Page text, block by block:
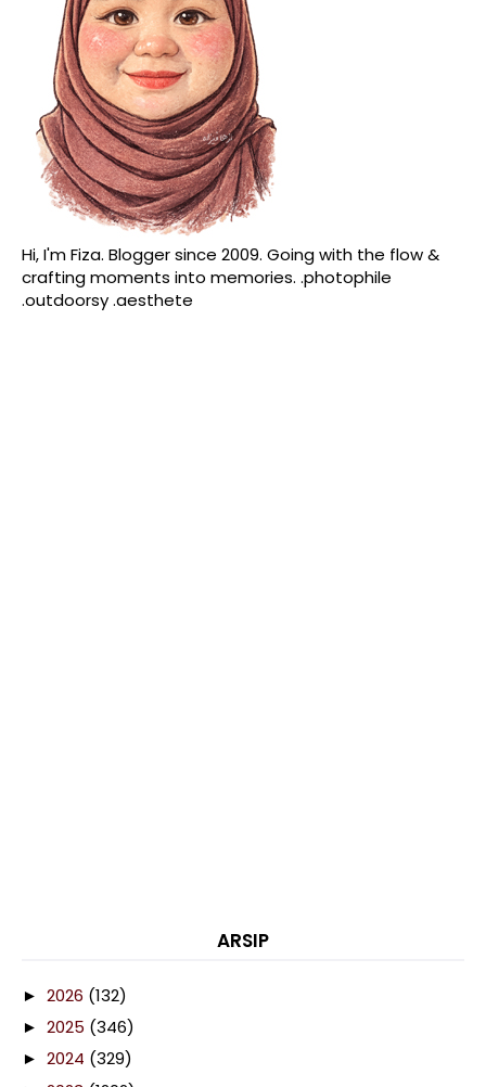
Hi, I'm Fiza. Blogger since 2009. Going with the flow &
crafting moments into memories. .photophile
.outdoorsy .aesthete
ARSIP
► 2026 (132)
► 2025 (346)
► 2024 (329)